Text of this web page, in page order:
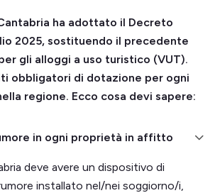
ha adottato il Decreto
2025, sostituendo il precedente
gli alloggi a uso turistico (VUT).
obbligatori di dotazione per ogni
regione. Ecco cosa devi sapere:
in ogni proprietà in affitto
deve avere un dispositivo di
installato nel/nei soggiorno/i,